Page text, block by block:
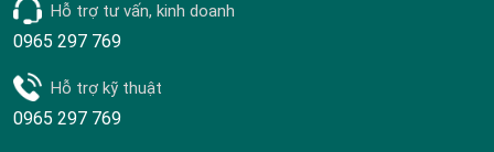
Hỗ trợ tư vấn, kinh doanh
0965 297 769
Hỗ trợ kỹ thuật
0965 297 769